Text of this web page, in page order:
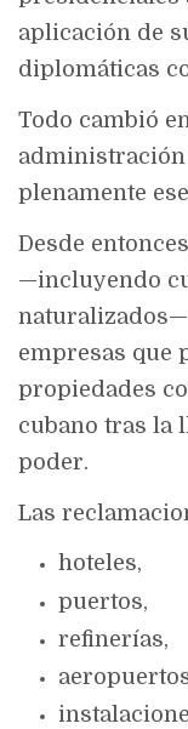
aplicación de
diplomáticas
Todo cambió
plenamente
Desde
—incluyendo
empresas que
propiedades
cubano tras la
poder.
Las
hoteles,
puertos,
refinerías,